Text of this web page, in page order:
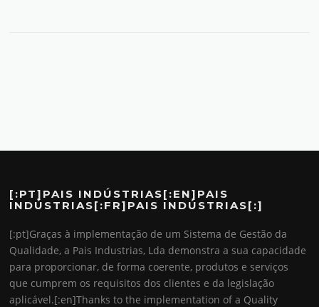
[:PT]PAIS INDÚSTRIAS[:EN]PAIS
INDÚSTRIAS[:FR]PAIS INDÚSTRIAS[:]
[:pt]Graças à implementação de um Sistema de Gestão da
Qualidade, a Pais Industrias, Lda demonstra a sua capacidade
para proporcionar, de forma coerente, produtos e serviços
que cumprem os requisitos dos clientes e da legislação
aplicável.[:en]Thanks to the implementation of a Quality